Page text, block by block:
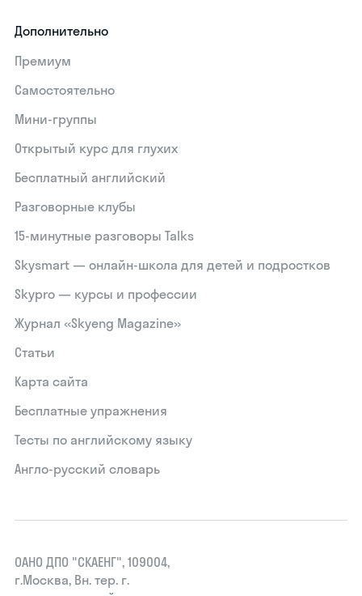
Дополнительно
Премиум
Самостоятельно
Мини-группы
Открытый курс для глухих
Бесплатный английский
Разговорные клубы
15‑минутные разговоры Talks
Skysmart — онлайн-школа для детей и подростков
Skypro — курсы и профессии
Журнал «Skyeng Magazine»
Статьи
Карта сайта
Бесплатные упражнения
Тесты по английскому языку
Англо-русский словарь
ОАНО ДПО "СКАЕНГ", 109004,
г.Москва, Вн. тер. г.